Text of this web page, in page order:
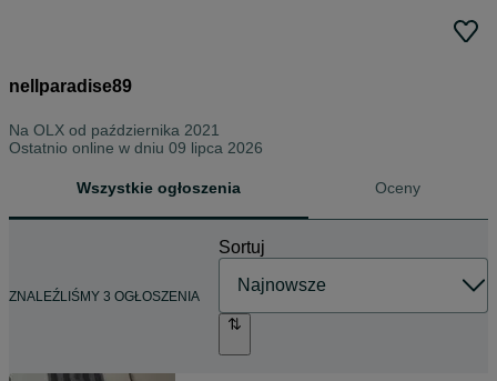
nellparadise89
Na OLX od października 2021
Ostatnio online w dniu 09 lipca 2026
Wszystkie ogłoszenia Oceny
ZNALEŹLIŚMY 3 OGŁOSZENIA
Sortuj